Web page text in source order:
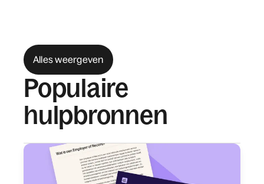
Populaire
hulpbronnen
Alles weergeven